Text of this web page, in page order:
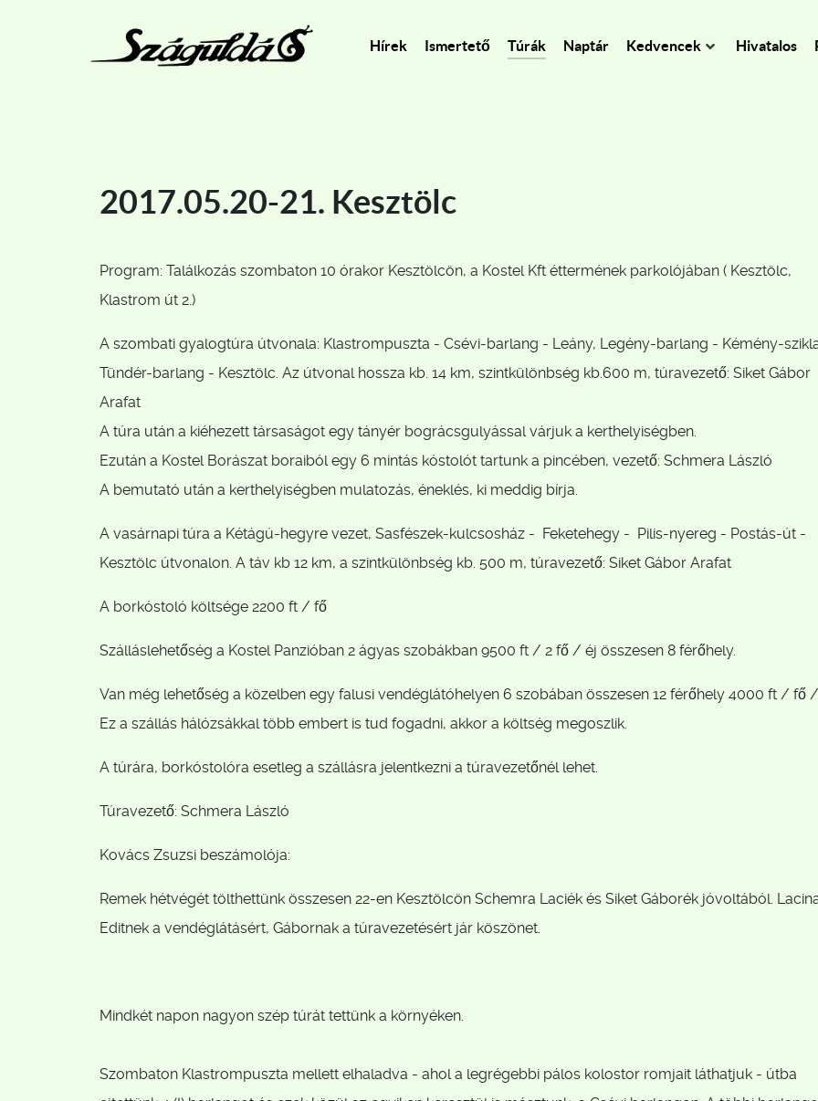
Hírek Ismertető Túrák Naptár Kedvencek Hivatalos
2017.05.20-21. Kesztölc
Program: Találkozás szombaton 10 órakor Kesztölcön, a Kostel Kft éttermének parkolójában ( Kesztölc,
Klastrom út 2.)
A szombati gyalogtúra útvonala: Klastrompuszta - Csévi-barlang - Leány, Legény-barlang - Kémény-
Tündér-barlang - Kesztölc. Az útvonal hossza kb. 14 km, szintkülönbség kb.600 m, túravezető: Siket Gábor
Arafat
A túra után a kiéhezett társaságot egy tányér bográcsgulyással várjuk a kerthelyiségben.
Ezután a Kostel Borászat boraiból egy 6 mintás kóstolót tartunk a pincében, vezető: Schmera László
A bemutató után a kerthelyiségben mulatozás, éneklés, ki meddig bírja.
A vasárnapi túra a Kétágú-hegyre vezet, Sasfészek-kulcsosház - Feketehegy - Pilis-nyereg - Postás-út -
Kesztölc útvonalon. A táv kb 12 km, a szintkülönbség kb. 500 m, túravezető: Siket Gábor Arafat
A borkóstoló költsége 2200 ft / fő
Szálláslehetőség a Kostel Panzióban 2 ágyas szobákban 9500 ft / 2 fő / éj összesen 8 férőhely.
Van még lehetőség a közelben egy falusi vendéglátóhelyen 6 szobában összesen 12 férőhely 4000 ft / fő
Ez a szállás hálózsákkal több embert is tud fogadni, akkor a költség megoszlik.
A túrára, borkóstolóra esetleg a szállásra jelentkezni a túravezetőnél lehet.
Túravezető: Schmera László
Kovács Zsuzsi beszámolója:
Remek hétvégét tölthettünk összesen 22-en Kesztölcön Schemra Laciék és Siket Gáborék jóvoltából.
Editnek a vendéglátásért, Gábornak a túravezetésért jár köszönet.
Mindkét napon nagyon szép túrát tettünk a környéken.
Szombaton Klastrompuszta mellett elhaladva - ahol a legrégebbi pálos kolostor romjait láthatjuk - útba